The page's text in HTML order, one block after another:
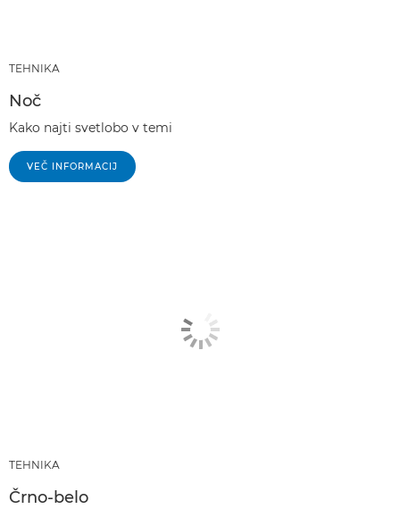
TEHNIKA
Noč
Kako najti svetlobo v temi
VEČ INFORMACIJ
TEHNIKA
Črno-belo